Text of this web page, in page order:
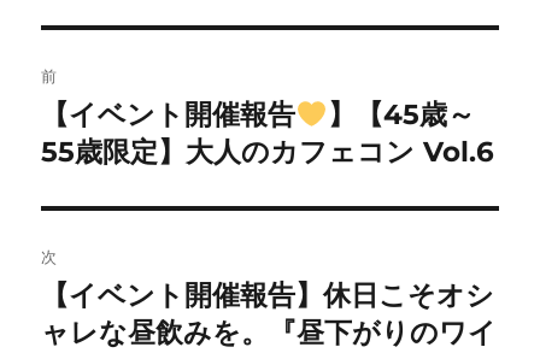
稿
ナ
ビ
ゲ
ー
前
の
稿:
【イベント開催報告
】【45歳～
55歳限定】大人のカフェコン Vol.6
次
の
【イベント開催報告】休日こそオシ
ャレな昼飲みを。『昼下がりのワイ